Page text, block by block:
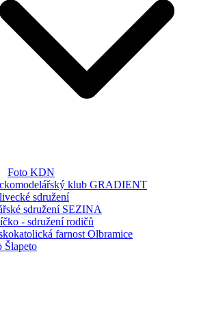
Foto KDN
klub GRADIENT
sdružení
sdružení SEZINA
- sdružení rodičů
farnost Olbramice
Šlapeto